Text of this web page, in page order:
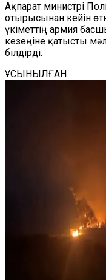
Ақпарат министрі
отырысынан кейін
үкіметтің армия
кезеңіне қатысты
білдірді.
ҰСЫНЫЛҒАН